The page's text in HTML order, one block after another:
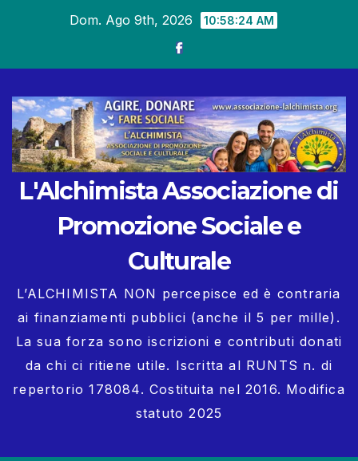
Dom. Ago 9th, 2026 10:58:24 AM
L'Alchimista Associazione di
Promozione Sociale e
Culturale
L’ALCHIMISTA NON percepisce ed è contraria
ai finanziamenti pubblici (anche il 5 per mille).
La sua forza sono iscrizioni e contributi donati
da chi ci ritiene utile. Iscritta al RUNTS n. di
repertorio 178084. Costituita nel 2016. Modifica
statuto 2025